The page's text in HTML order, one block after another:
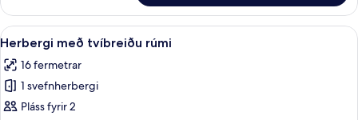
Miró
Skoða
allar
myndir
fyrir
Herbergi
Öryggishólf í herbergi, skrifborð,
25
Herbergi með tvíbreiðu rúmi
16 fermetrar
1 svefnherbergi
Pláss fyrir 2